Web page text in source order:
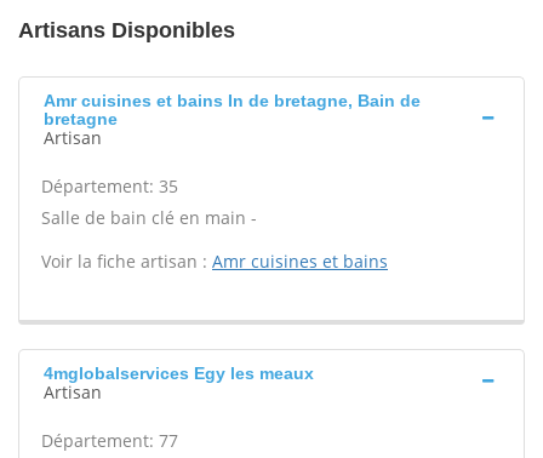
Artisans Disponibles
Amr cuisines et bains In de bretagne, Bain de
bretagne
Artisan
Département: 35
Salle de bain clé en main -
Voir la fiche artisan : Amr cuisines et bains
4mglobalservices Egy les meaux
Artisan
Département: 77